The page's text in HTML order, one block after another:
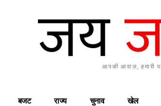
आपकी आवाज़, हमारी
बजट राज्य चुनाव खेल